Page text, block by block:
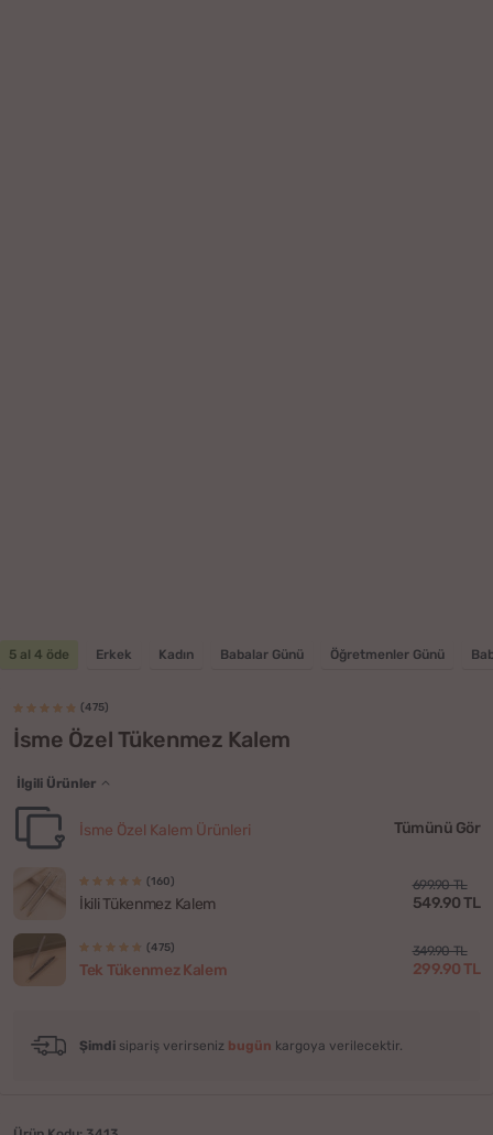
5 al 4 öde Erkek Kadın Babalar Günü Öğretmenler Günü
(475)
İsme Özel Tükenmez Kalem
İlgili Ürünler
İsme Özel Kalem Ürünleri Tümünü Gör
(160)
İkili Tükenmez Kalem
699.90 TL
549.90 TL
(475)
Tek Tükenmez Kalem
349.90 TL
299.90 TL
Şimdi sipariş verirseniz bugün kargoya verilecektir.